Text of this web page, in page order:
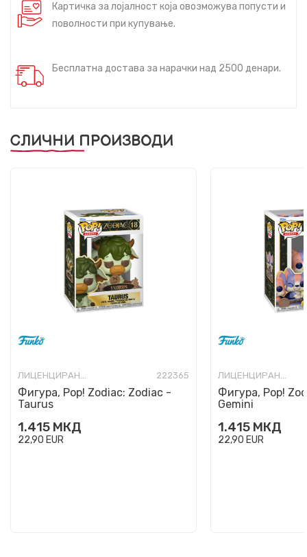
Картичка за лојалност која овозможува попусти и
поволности при купување.
Бесплатна достава за нарачки над 2500 денари.
СЛИЧНИ ПРОИЗВОДИ
ЛИЦЕНЦИРАНИ ФИГУРИ И СЕТОВИ 222365
Фигура, Pop! Zodiac: Zodiac -
Taurus
1.415 МКД
22,90 EUR
ЛИЦЕНЦИРАНИ ФИГУРИ И СЕТОВИ
Фигура, Pop!
Gemini
1.415 МКД
22,90 EUR